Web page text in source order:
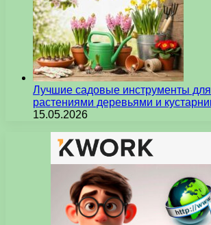
Лучшие садовые инструменты для
растениями деревьями и
15.05.2026